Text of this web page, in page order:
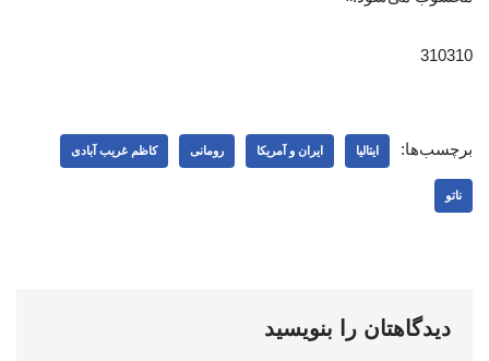
310310
برچسب‌ها: ایتالیا ایران و آمریکا رومانی کاظم غریب آبادی
ناتو
دیدگاهتان را بنویسید